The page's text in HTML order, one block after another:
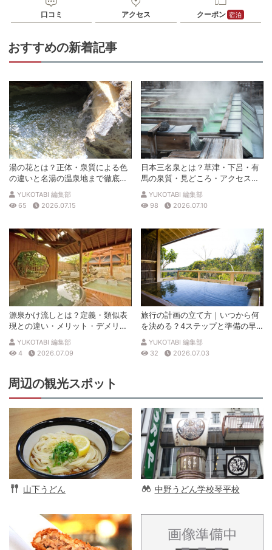
口コミ アクセス クーポン 宿泊
おすすめの新着記事
湯の花とは？正体・泉質による色
の違いと名湯の温泉地まで徹底解
説
YUKOTABI 編集部
65
2026.07.15
日本三名泉とは？草津・下呂・有
馬の泉質・見どころ・アクセスを
徹底解説
YUKOTABI 編集部
98
2026.07.10
源泉かけ流しとは？定義・類似表
現との違い・メリット・デメリッ
トを解説
YUKOTABI 編集部
4
2026.07.09
旅行の計画の立て方｜いつから何
を決める？4ステップと準備の早
見表
YUKOTABI 編集部
32
2026.07.03
周辺の観光スポット
山下うどん 中野うどん学校琴平校